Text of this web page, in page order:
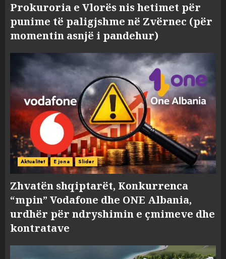
Prokuroria e Vlorës nis hetimet për
punime të paligjshme në Zvërnec (për
momentin asnjë i pandehur)
Aktualitet E jona Slider
Zhvatën shqiptarët, Konkurrenca
“mpin” Vodafone dhe ONE Albania,
urdhër për ndryshimin e çmimeve dhe
kontratave